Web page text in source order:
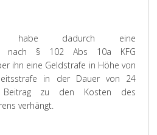
habe dadurch eine
nach § 102 Abs 10a KFG
ihn eine Geldstrafe in Höhe von
in der Dauer von 24
zu den Kosten des
verhängt.